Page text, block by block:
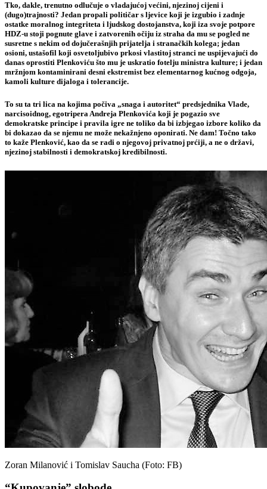
Tko, dakle, trenutno odlučuje o vladajućoj većini, njezinoj cijeni i
(dugo)trajnosti? Jedan propali političar s ljevice koji je izgubio i zadnje
ostatke moralnog integriteta i ljudskog dostojanstva, koji iza svoje potpore
HDZ-u stoji pognute glave i zatvorenih očiju iz straha da mu se pogled ne
susretne s nekim od dojučerašnjih prijatelja i stranačkih kolega; jedan
osioni, ustašofil koji osvetoljubivo prkosi vlastitoj stranci ne uspijevajući do
danas oprostiti Plenkoviću što mu je uskratio fotelju ministra kulture; i jedan
mržnjom kontaminirani desni ekstremist bez elementarnog kućnog odgoja,
kamoli kulture dijaloga i tolerancije.
To su ta tri lica na kojima počiva „snaga i autoritet“ predsjednika Vlade,
narcisoidnog, egotripera Andreja Plenkovića koji je pogazio sve
demokratske principe i pravila igre ne toliko da bi izbjegao izbore koliko da
bi dokazao da se njemu ne može nekažnjeno oponirati. Ne dam! Točno tako
to kaže Plenković, kao da se radi o njegovoj privatnoj prćiji, a ne o državi,
njezinoj stabilnosti i demokratskoj kredibilnosti.
Zoran Milanović i Tomislav Saucha (Foto: FB)